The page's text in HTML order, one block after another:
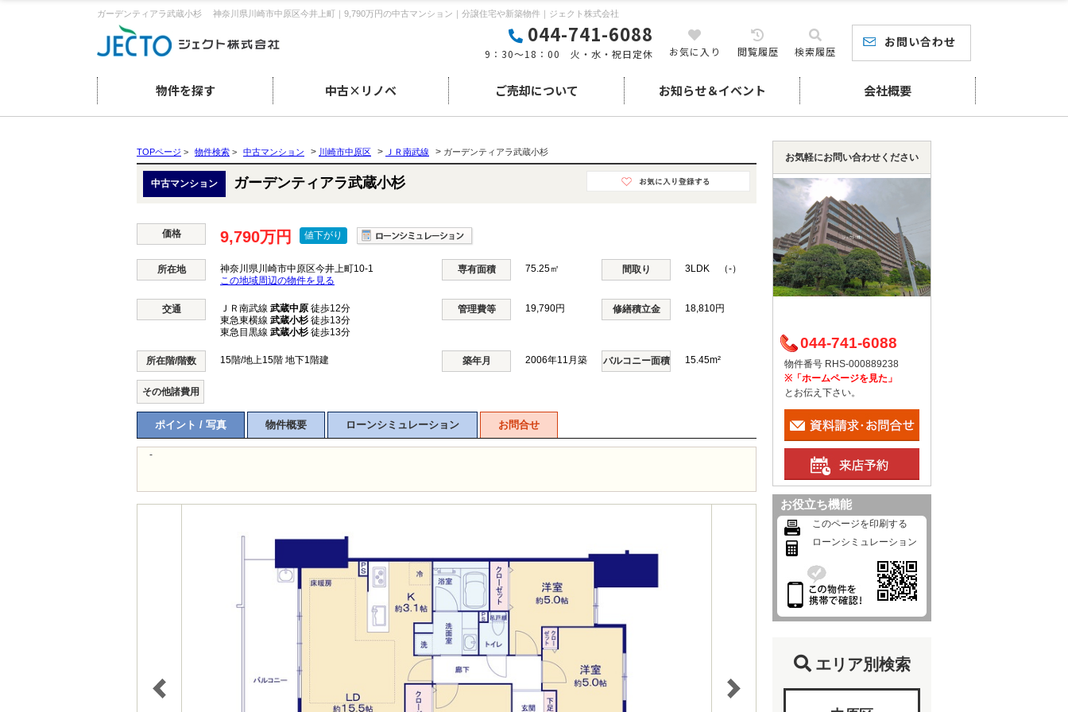
ガーデンティアラ武蔵小杉 神奈川県川崎市中原区今井上町｜9,790万円の中古マンション｜分譲住宅や新築物件｜ジェクト株式会社
044-741-6088
9：30～18：00 火・水・祝日定休 お気に入り 閲覧履歴 検索履歴
お問い合わせ
物件を探す 中古×リノベ ご売却について お知らせ＆イベント 会社概要
TOPページ > 物件検索 > 中古マンション > 川崎市中原区 > ＪＲ南武線 > ガーデンティアラ武蔵小杉
中古マンション ガーデンティアラ武蔵小杉
価格 9,790万円 値下がり
所在地
神奈川県川崎市中原区今井上町10-1
この地域周辺の物件を見る
専有面積 75.25㎡ 間取り 3LDK （-）
交通 ＪＲ南武線 武蔵中原 徒歩12分
東急東横線 武蔵小杉 徒歩13分
東急目黒線 武蔵小杉 徒歩13分
管理費等 19,790円 修繕積立金 18,810円
所在階/階数 15階/地上15階 地下1階建 築年月 2006年11月築 バルコニー面積 15.45m²
その他諸費用
ポイント / 写真 物件概要 ローンシミュレーション お問合せ
-
お気軽にお問い合わせください
044-741-6088
物件番号 RHS-000889238
※「ホームページを見た」
とお伝え下さい。
お役立ち機能
このページを印刷する
ローンシミュレーション
エリア別検索